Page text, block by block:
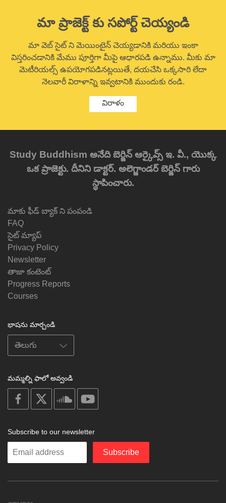
మా ప్రాజెక్ట్ కు సపోర్ట్ చెయ్యండి
మా వెబ్ సైట్ ని మెయింటైన్ చెయ్యడానికి మరియు ఇంకా
విస్తరించడానికి మేము పూర్తిగా మీపై ఆధారపడి ఉన్నాము. మీకు మా
మెటీరియల్స్ ఉపయోగపడినట్లయితే, దయచేసి ఒక్కసారి లేదా
నెలవారీ విరాళాన్ని ఇవ్వటానికి ముందుకు రండి.
విరాళం
Study Buddhism అనేది బెర్జిన్ ఆర్కైవ్స్ ఇ. వీ., యొక్క
ఒక ప్రాజెక్టు. దీనిని డాక్టర్. అలెగ్జాండర్ బెర్జిన్ గారు
స్థాపించారు.
మాకు ఫీడ్ బ్యాక్ ని పంపండి
FAQ
సైట్ మ్యాప్
Privacy Policy
Newsletter
తాజా కంటెంట్
Progress Reports
Courses
భాషను మార్చండి
మమ్మల్ని ఫాలో అవ్వండి
on
facebook
soundcloud
Subscribe to our newsletter
Enter
Subscribe